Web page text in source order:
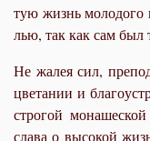
тую жизнь мо­ло­до­го
лью, так как сам был
Не жа­лея сил,
цве­та­нии и
стро­гой
сла­ва о вы­со­кой